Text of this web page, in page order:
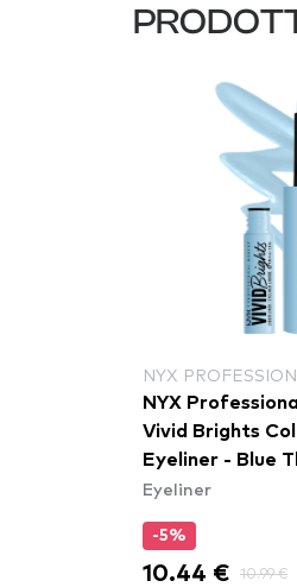
NYX
NYX
Vivid Brights
Eyeliner - Blue
(VBLL06)
Eyeliner
-5%
10.44 € 10.99 €